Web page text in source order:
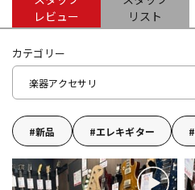
管楽器
アンプ
レビュー
リスト
カテゴリー
楽器アクセサリ
新品 エレキギター